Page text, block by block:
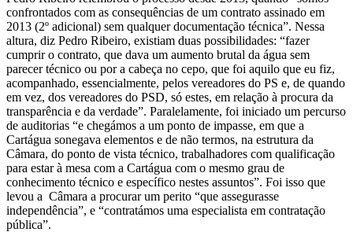
confrontados com as consequências de um contrato assinado em
2013 (2º adicional) sem qualquer documentação técnica”. Nessa
altura, diz Pedro Ribeiro, existiam duas possibilidades: “fazer
cumprir o contrato, que dava um aumento brutal da água sem
parecer técnico ou por a cabeça no cepo, que foi aquilo que eu fiz,
acompanhado, essencialmente, pelos vereadores do PS e, de quando
em vez, dos vereadores do PSD, só estes, em relação à procura da
transparência e da verdade”. Paralelamente, foi iniciado um percurso
de auditorias “e chegámos a um ponto de impasse, em que a
Cartágua sonegava elementos e de não termos, na estrutura da
Câmara, do ponto de vista técnico, trabalhadores com qualificação
para estar à mesa com a Cartágua com o mesmo grau de
conhecimento técnico e específico nestes assuntos”. Foi isso que
levou a Câmara a procurar um perito “que assegurasse
independência”, e “contratámos uma especialista em contratação
pública”.